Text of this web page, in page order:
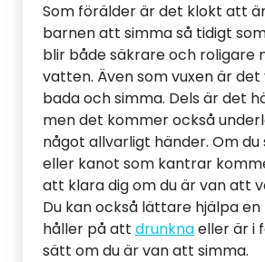
Som förälder är det klokt att
barnen att simma så tidigt
blir både säkrare och roligare
vatten. Även som vuxen är
bada och simma. Dels är det
men det kommer också
något allvarligt händer. Om
eller kanot som kantrar
att klara dig om du är van att
Du kan också lättare hjälpa
håller på att drunknaeller är i
sätt om du är van att simma.